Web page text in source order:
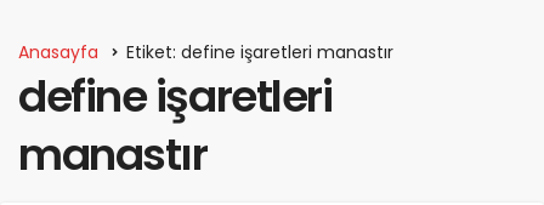
Anasayfa Etiket: define işaretleri manastır
define işaretleri
manastır